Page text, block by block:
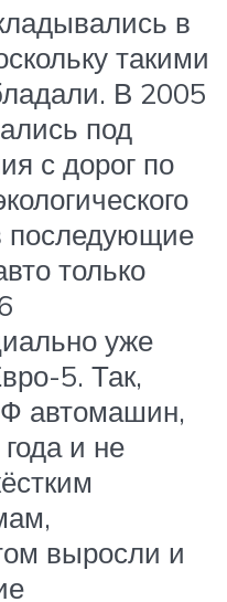
в
такими
В 2005
под
с дорог по
последующие
только
уже
5. Так,
автомашин,
и не
выросли и